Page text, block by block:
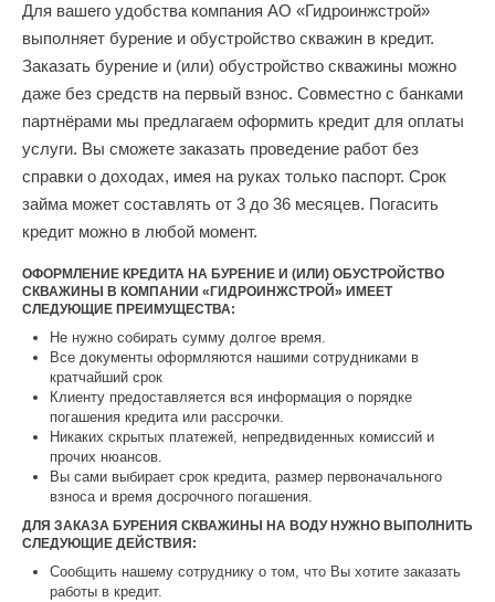
Для вашего удобства компания АО «Гидроинжстрой»
выполняет бурение и обустройство скважин в кредит.
Заказать бурение и (или) обустройство скважины можно
даже без средств на первый взнос. Совместно с банками
партнёрами мы предлагаем оформить кредит для оплаты
услуги. Вы сможете заказать проведение работ без
справки о доходах, имея на руках только паспорт. Срок
займа может составлять от 3 до 36 месяцев. Погасить
кредит можно в любой момент.
ОФОРМЛЕНИЕ КРЕДИТА НА БУРЕНИЕ И (ИЛИ) ОБУСТРОЙСТВО
СКВАЖИНЫ В КОМПАНИИ «ГИДРОИНЖСТРОЙ» ИМЕЕТ
СЛЕДУЮЩИЕ ПРЕИМУЩЕСТВА:
Не нужно собирать сумму долгое время.
Все документы оформляются нашими сотрудниками в
кратчайший срок
Клиенту предоставляется вся информация о порядке
погашения кредита или рассрочки.
Никаких скрытых платежей, непредвиденных комиссий и
прочих нюансов.
Вы сами выбирает срок кредита, размер первоначального
взноса и время досрочного погашения.
ДЛЯ ЗАКАЗА БУРЕНИЯ СКВАЖИНЫ НА ВОДУ НУЖНО ВЫПОЛНИТЬ
СЛЕДУЮЩИЕ ДЕЙСТВИЯ:
Сообщить нашему сотруднику о том, что Вы хотите заказать
работы в кредит.